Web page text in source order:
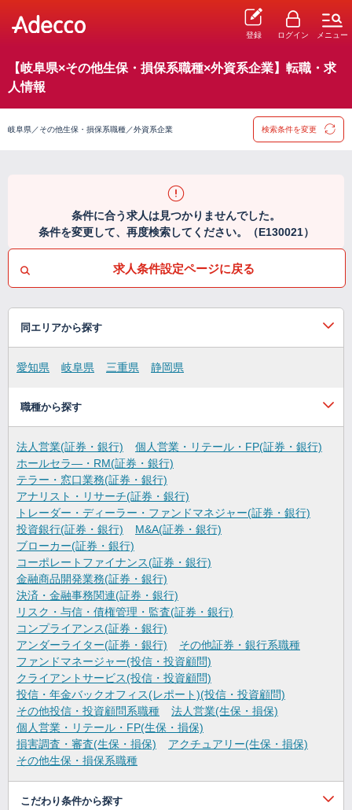
登録 ログイン メニュー
【岐阜県×その他生保・損保系職種×外資系企業】転職・求
人情報
岐阜県／その他生保・損保系職種／外資系企業 検索条件を変更
条件に合う求人は見つかりませんでした。
条件を変更して、再度検索してください。（E130021）
求人条件設定ページに戻る
同エリアから探す
愛知県 岐阜県 三重県 静岡県
職種から探す
法人営業(証券・銀行)
個人営業・リテール・FP(証券・銀行)
ホールセラ―・RM(証券・銀行)
テラー・窓口業務(証券・銀行)
アナリスト・リサーチ(証券・銀行)
トレーダー・ディーラー・ファンドマネジャー(証券・銀行)
投資銀行(証券・銀行)
M&A(証券・銀行)
ブローカー(証券・銀行)
コーポレートファイナンス(証券・銀行)
金融商品開発業務(証券・銀行)
決済・金融事務関連(証券・銀行)
リスク・与信・債権管理・監査(証券・銀行)
コンプライアンス(証券・銀行)
アンダーライター(証券・銀行)
その他証券・銀行系職種
ファンドマネージャー(投信・投資顧問)
クライアントサービス(投信・投資顧問)
投信・年金バックオフィス(レポート)(投信・投資顧問)
その他投信・投資顧問系職種
法人営業(生保・損保)
個人営業・リテール・FP(生保・損保)
損害調査・審査(生保・損保)
アクチュアリー(生保・損保)
その他生保・損保系職種
こだわり条件から探す